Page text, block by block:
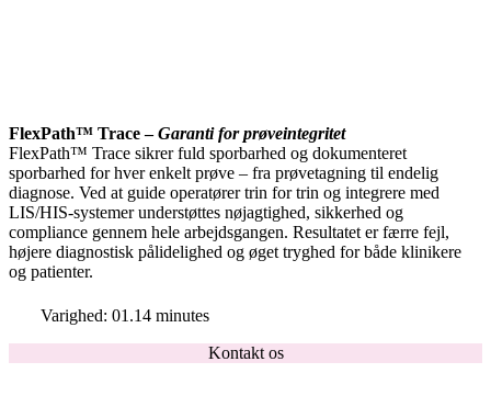
FlexPath™ Trace –Garanti for prøveintegritet
FlexPath™ Trace sikrer fuld sporbarhed og dokumenteret
sporbarhed for hver enkelt prøve – fra prøvetagning til endelig
diagnose. Ved at guide operatører trin for trin og integrere med
LIS/HIS-systemer understøttes nøjagtighed, sikkerhed og
compliance gennem hele arbejdsgangen. Resultatet er færre fejl,
højere diagnostisk pålidelighed og øget tryghed for både klinikere
og patienter.
Varighed: 01.14 minutes
Kontakt os